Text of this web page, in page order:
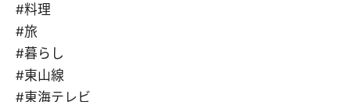
#料理
#旅
#暮らし
#東山線
#東海テレビ